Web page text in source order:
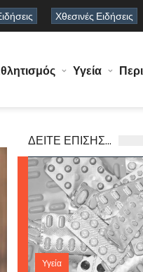
Χθεσινές Ειδήσεις
Υγεία
ΔΕΙΤΕ ΕΠΙΣΗΣ...
Υγεία